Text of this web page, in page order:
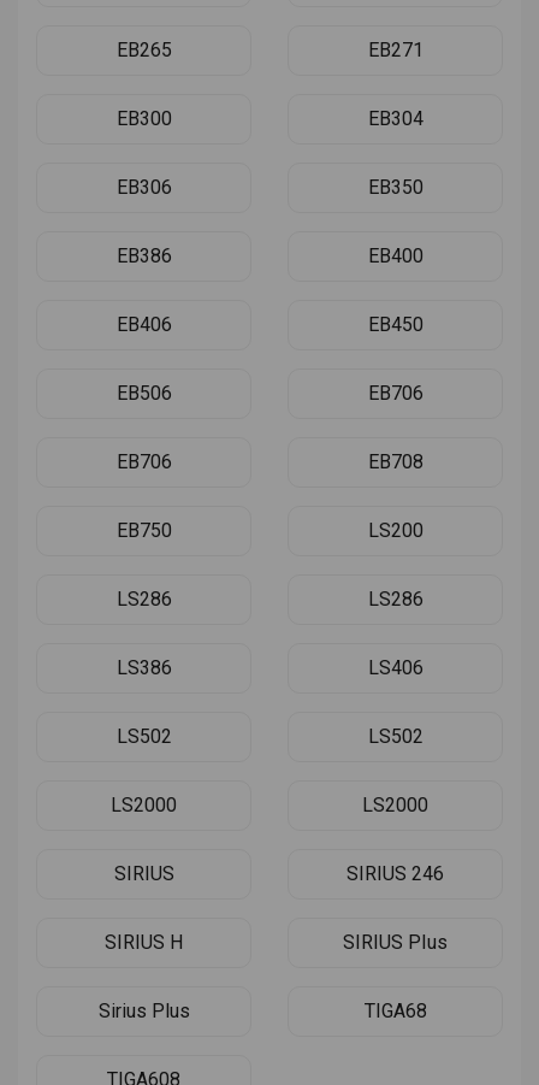
EB265 EB271
EB300 EB304
EB306 EB350
EB386 EB400
EB406 EB450
EB506 EB706
EB706 EB708
EB750 LS200
LS286 LS286
LS386 LS406
LS502 LS502
LS2000 LS2000
SIRIUS SIRIUS 246
SIRIUS H SIRIUS PIus
Sirius Plus TIGA68
TIGA608